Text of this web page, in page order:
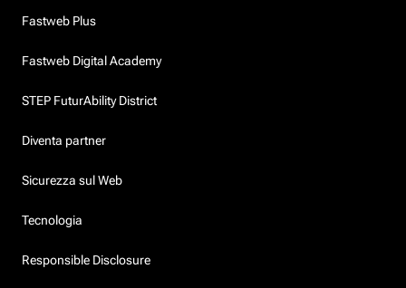
Fastweb Plus
Fastweb Digital Academy
STEP FuturAbility District
Diventa partner
Sicurezza sul Web
Tecnologia
Responsible Disclosure